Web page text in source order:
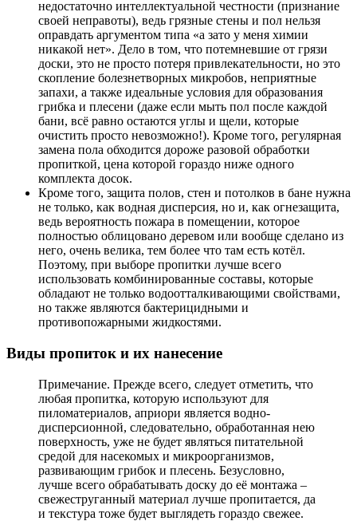
недостаточно интеллектуальной честности (признание
своей неправоты), ведь грязные стены и пол нельзя
оправдать аргументом типа «а зато у меня химии
никакой нет». Дело в том, что потемневшие от грязи
доски, это не просто потеря привлекательности, но это
скопление болезнетворных микробов, неприятные
запахи, а также идеальные условия для образования
грибка и плесени (даже если мыть пол после каждой
бани, всё равно остаются углы и щели, которые
очистить просто невозможно!). Кроме того, регулярная
замена пола обходится дороже разовой обработки
пропиткой, цена которой гораздо ниже одного
комплекта досок.
Кроме того, защита полов, стен и потолков в бане нужна
не только, как водная дисперсия, но и, как огнезащита,
ведь вероятность пожара в помещении, которое
полностью облицовано деревом или вообще сделано из
него, очень велика, тем более что там есть котёл.
Поэтому, при выборе пропитки лучше всего
использовать комбинированные составы, которые
обладают не только водоотталкивающими свойствами,
но также являются бактерицидными и
противопожарными жидкостями.
Виды пропиток и их нанесение
Примечание. Прежде всего, следует отметить, что
любая пропитка, которую используют для
пиломатериалов, априори является водно-
дисперсионной, следовательно, обработанная нею
поверхность, уже не будет являться питательной
средой для насекомых и микроорганизмов,
развивающим грибок и плесень. Безусловно,
лучше всего обрабатывать доску до её монтажа –
свежеструганный материал лучше пропитается, да
и текстура тоже будет выглядеть гораздо свежее.